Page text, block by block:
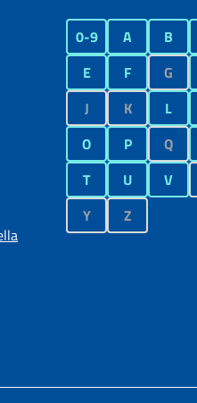
0-9 A B
E
F G
J
K L
O
P Q
T
U V
Y
Z